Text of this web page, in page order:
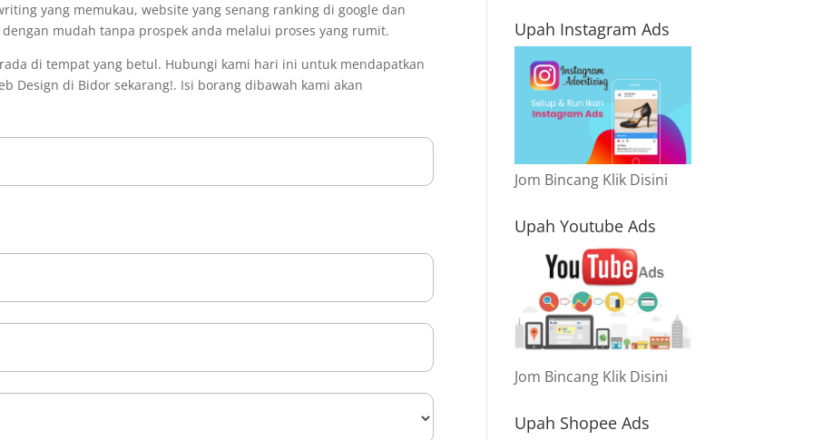
yang memukau, website yang senang ranking di google dan
mudah tanpa prospek anda melalui proses yang rumit.
di tempat yang betul. Hubungi kami hari ini untuk mendapatkan
Design di Bidor sekarang!. Isi borang dibawah kami akan
Upah Instagram Ads
Jom Bincang Klik Disini
Upah Youtube Ads
Jom Bincang Klik Disini
Upah Shopee Ads